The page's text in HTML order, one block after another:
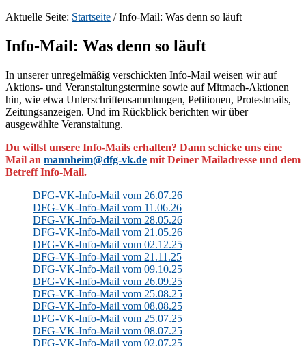
Aktuelle Seite: Startseite /Info-Mail: Was denn so läuft
Info-Mail: Was denn so läuft
In unserer unregelmäßig verschickten Info-Mail weisen wir auf
Aktions- und Veranstaltungstermine sowie auf Mitmach-Aktionen
hin, wie etwa Unterschriftensammlungen, Petitionen, Protestmails,
Zeitungsanzeigen. Und im Rückblick berichten wir über
ausgewählte Veranstaltung.
Du willst unsere Info-Mails erhalten? Dann schicke uns eine
Mail an mannheim@dfg-vk.de mit Deiner Mailadresse und dem
Betreff Info-Mail.
DFG-VK-Info-Mail vom 26.07.26
DFG-VK-Info-Mail vom 11.06.26
DFG-VK-Info-Mail vom 28.05.26
DFG-VK-Info-Mail vom 21.05.26
DFG-VK-Info-Mail vom 02.12.25
DFG-VK-Info-Mail vom 21.11.25
DFG-VK-Info-Mail vom 09.10.25
DFG-VK-Info-Mail vom 26.09.25
DFG-VK-Info-Mail vom 25.08.25
DFG-VK-Info-Mail vom 08.08.25
DFG-VK-Info-Mail vom 25.07.25
DFG-VK-Info-Mail vom 08.07.25
DFG-VK-Info-Mail vom 02.07.25